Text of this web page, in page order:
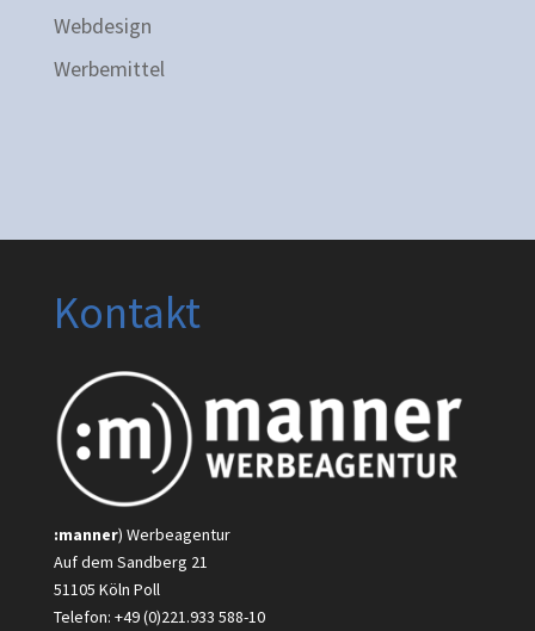
Webdesign
Werbemittel
Kontakt
:manner) Werbeagentur
Auf dem Sandberg 21
51105 Köln Poll
Telefon: +49 (0)221.933 588-10